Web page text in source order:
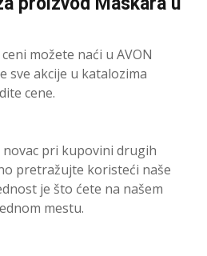
možete naći u AVON
sve akcije u katalozima
cene.
pri kupovini drugih
pretražujte koristeći naše
je što ćete na našem
mestu.